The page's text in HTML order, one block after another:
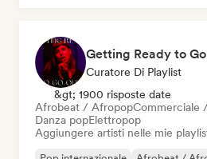
Getting Ready to
Curatore Di Playlist
&gt; 1900 risposte date
Afrobeat / AfropopCommerciale
Danza popElettropop
Aggiungere artisti nelle mie